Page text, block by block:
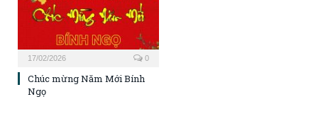
17/02/2026 0
Chúc mừng Năm Mới Bính
Ngọ